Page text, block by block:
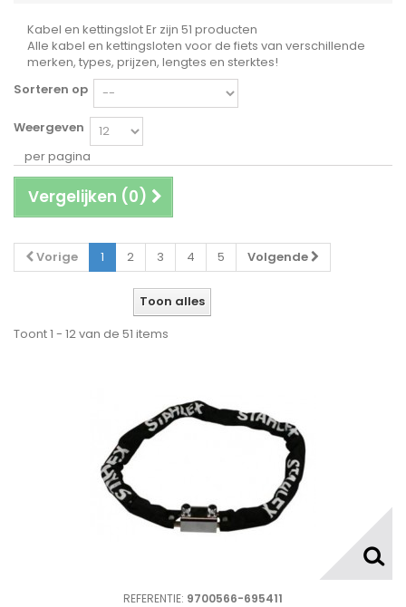
Kabel en kettingslotEr zijn 51 producten
Alle kabel en kettingsloten voor de fiets van verschillende
merken, types, prijzen, lengtes en sterktes!
Sorteren op
Weergeven
per pagina
Vergelijken (0)
Vorige 1 2 3 4 5 Volgende
Toon alles
Toont 1 - 12 van de 51 items
REFERENTIE: 9700566-695411